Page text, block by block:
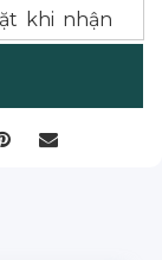
khi nhận
khoản
Sài Gòn
tôi hỗ
khác